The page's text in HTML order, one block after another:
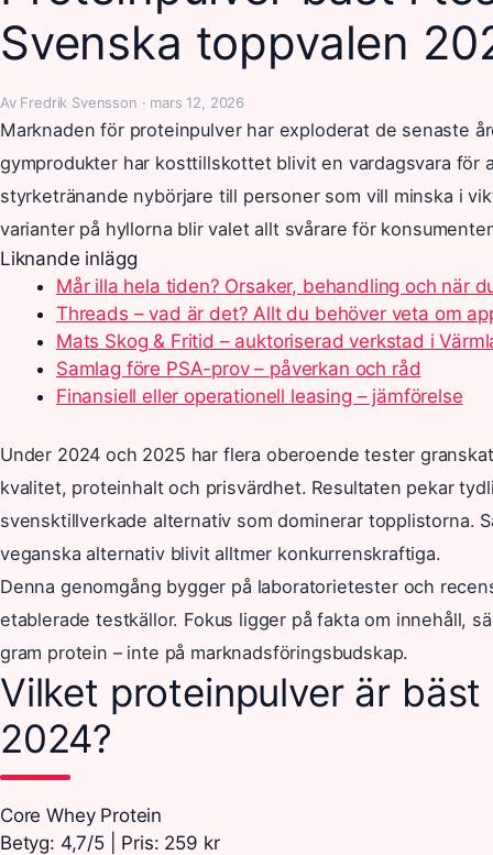
Svenska toppvalen
Av Fredrik Svensson · mars 12, 2026
Marknaden för proteinpulver har exploderat de senaste
gymprodukter har kosttillskottet blivit en vardagsvara för
styrketränande nybörjare till personer som vill minska i
varianter på hyllorna blir valet allt svårare för
Liknande inlägg
Mår illa hela tiden? Orsaker, behandling och när
Threads – vad är det? Allt du behöver veta om
Mats Skog & Fritid – auktoriserad verkstad i
Samlag före PSA-prov – påverkan och råd
Finansiell eller operationell leasing – jämförelse
Under 2024 och 2025 har flera oberoende tester
kvalitet, proteinhalt och prisvärdhet. Resultaten pekar
svensktillverkade alternativ som dominerar topplistorna.
veganska alternativ blivit alltmer konkurrenskraftiga.
Denna genomgång bygger på laboratorietester och
etablerade testkällor. Fokus ligger på fakta om innehåll,
gram protein – inte på marknadsföringsbudskap.
Vilket proteinpulver är
2024?
Core Whey Protein
Betyg: 4,7/5 | Pris: 259 kr